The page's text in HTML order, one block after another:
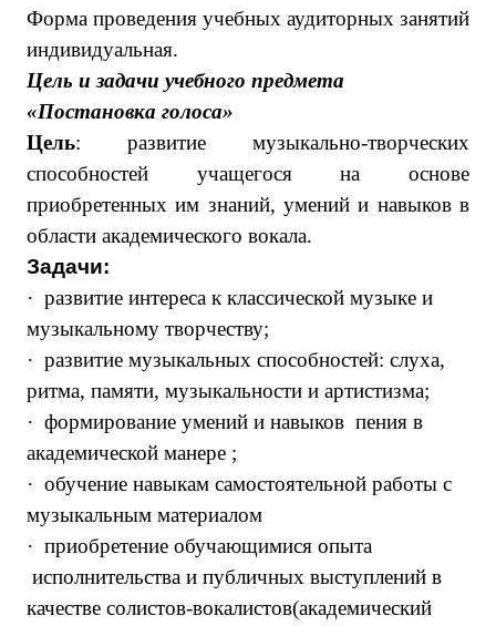
Форма проведения учебных аудиторных занятий
индивидуальная.
Цель и задачи учебного предмета
«Постановка голоса»
Цель: развитие музыкально-творческих
способностей учащегося на основе
приобретенных им знаний, умений и навыков в
области академического вокала.
Задачи:
· развитие интереса к классической музыке и
музыкальному творчеству;
· развитие музыкальных способностей: слуха,
ритма, памяти, музыкальности и артистизма;
· формирование умений и навыков пения в
академической манере ;
· обучение навыкам самостоятельной работы с
музыкальным материалом
· приобретение обучающимися опыта
исполнительства и публичных выступлений в
качестве солистов-вокалистов(академический